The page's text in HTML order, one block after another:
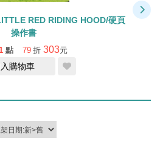
RED RIDING HOOD/硬頁
操作書
點 79 折 303元
購物車